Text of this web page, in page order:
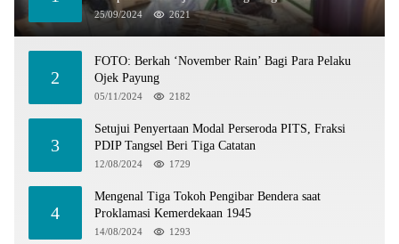
25/09/2024 2621
2
FOTO: Berkah ‘November Rain’ Bagi Para Pelaku
Ojek Payung
05/11/2024 2182
3
Setujui Penyertaan Modal Perseroda PITS, Fraksi
PDIP Tangsel Beri Tiga Catatan
12/08/2024 1729
4
Mengenal Tiga Tokoh Pengibar Bendera saat
Proklamasi Kemerdekaan 1945
14/08/2024 1293